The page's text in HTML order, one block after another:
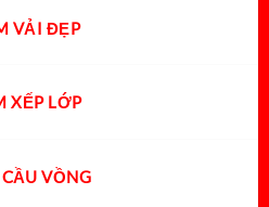
VẢI ĐẸP
XẾP LỚP
VỒNG